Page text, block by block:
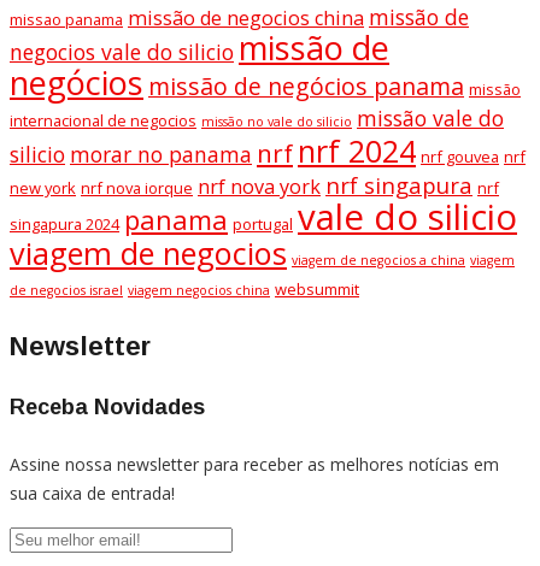
missao panama missão de negocios china missão de
negocios vale do silicio missão de
negócios missão de negócios panama missão
internacional de negocios missão no vale do silicio missão vale do
silicio morar no panama nrf nrf 2024 nrf gouvea nrf
new york nrf nova iorque nrf nova york nrf singapura nrf
singapura 2024 panama portugal vale do silicio
viagem de negocios viagem de negocios a china viagem
de negocios israel viagem negocios china websummit
Newsletter
Receba Novidades
Assine nossa newsletter para receber as melhores notícias em
sua caixa de entrada!